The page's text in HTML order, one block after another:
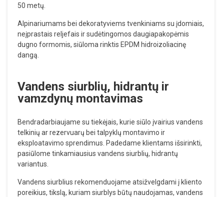
50 metų.
Alpinariumams bei dekoratyviems tvenkiniams su įdomiais,
neįprastais reljefais ir sudėtingomos daugiapakopėmis
dugno formomis, siūloma rinktis EPDM hidroizoliacinę
dangą.
Vandens siurblių, hidrantų ir
vamzdynų montavimas
Bendradarbiaujame su tiekėjais, kurie siūlo įvairius vandens
telkinių ar rezervuarų bei talpyklų montavimo ir
eksploatavimo sprendimus. Padedame klientams išsirinkti,
pasiūlome tinkamiausius vandens siurblių, hidrantų
variantus.
Vandens siurblius rekomenduojame atsižvelgdami į kliento
poreikius, tikslą, kuriam siurblys būtų naudojamas, vandens